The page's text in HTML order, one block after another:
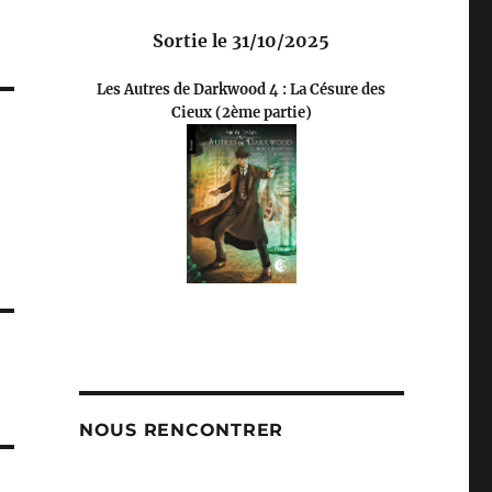
Sortie le 31/10/2025
Les Autres de Darkwood 4 : La Césure des
Cieux (2ème partie)
NOUS RENCONTRER